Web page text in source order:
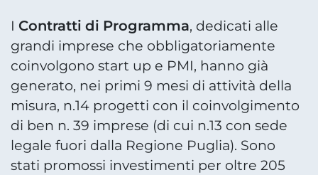
I Contratti di Programma, dedicati alle
grandi imprese che obbligatoriamente
coinvolgono start up e PMI, hanno già
generato, nei primi 9 mesi di attività della
misura, n.14 progetti con il coinvolgimento
di ben n. 39 imprese (di cui n.13 con sede
legale fuori dalla Regione Puglia). Sono
stati promossi investimenti per oltre 205